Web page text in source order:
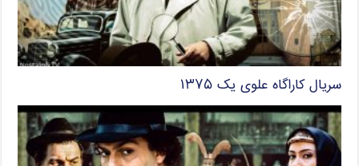
سریال کاراگاه علوی یک ۱۳۷۵